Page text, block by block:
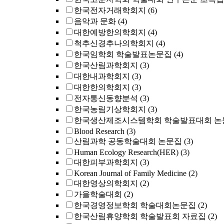
한국전자거래학회지 (6)
음악과 문화 (4)
대한예방한의학회지 (4)
척추신경추나의학회지 (4)
한국임학회 학술발표논문집 (4)
한국산림과학회지 (3)
대한내과학회지 (3)
대한한의학회지 (3)
전자통신동향분석 (3)
한국농림기상학회지 (3)
한국생산제조시스템학회 학술발표대회 논
Blood Research (3)
산림과학 공동학술대회 논문집 (3)
Human Ecology Research(HER) (3)
대한피부과학회지 (3)
Korean Journal of Family Medicine (2)
대한영상의학회지 (2)
가을학술대회 (2)
한국경영정보학회 학술대회논문집 (2)
한국산림휴양학회 학술발표회 자료집 (2)